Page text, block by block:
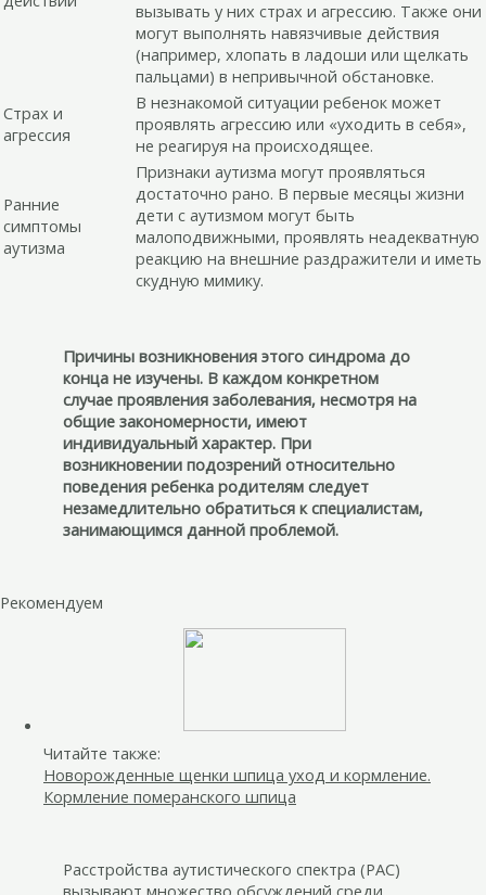
вызывать у них страх и агрессию. Также они
могут выполнять навязчивые действия
(например, хлопать в ладоши или щелкать
пальцами) в непривычной обстановке.
Страх и
агрессия
В незнакомой ситуации ребенок может
проявлять агрессию или «уходить в себя»,
не реагируя на происходящее.
Ранние
симптомы
аутизма
Признаки аутизма могут проявляться
достаточно рано. В первые месяцы жизни
дети с аутизмом могут быть
малоподвижными, проявлять неадекватную
реакцию на внешние раздражители и иметь
скудную мимику.
Причины возникновения этого синдрома до
конца не изучены. В каждом конкретном
случае проявления заболевания, несмотря на
общие закономерности, имеют
индивидуальный характер. При
возникновении подозрений относительно
поведения ребенка родителям следует
незамедлительно обратиться к специалистам,
занимающимся данной проблемой.
Рекомендуем
Читайте также:
Новорожденные щенки шпица уход и кормление.
Кормление померанского шпица
Расстройства аутистического спектра (РАС)
вызывают множество обсуждений среди